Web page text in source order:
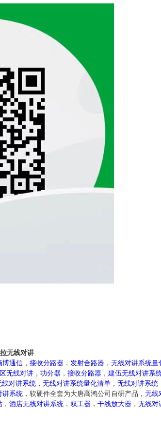
无线对讲
博通信 ， 接收分路器 ， 发射合路器 ， 无线对讲系统量
无线对讲 ， 功分器 ， 接收分路器 ， 建伍无线对讲系
对讲系统 ， 无线对讲系统量化清单 ， 无线对讲系统
讲系统 ，软硬件全套为大唐高鸿公司自研产品， 无线
， 酒店无线对讲系统 ， 双工器 ， 干线放大器 ， 无线对